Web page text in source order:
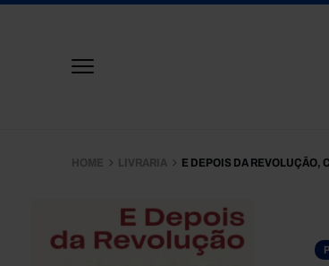
HOME LIVRARIA E DEPOIS DA REVOLUÇÃO,